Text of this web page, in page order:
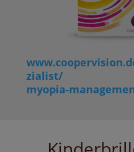
zialist/
myopia-